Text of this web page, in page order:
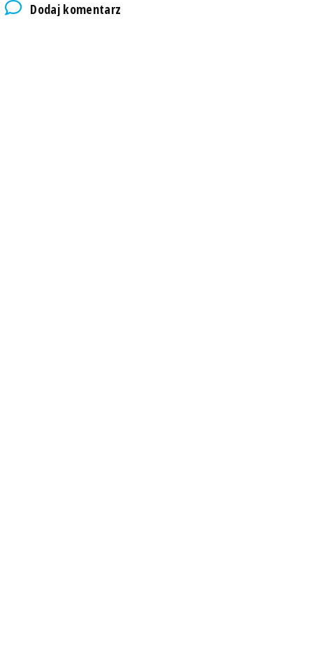
Dodaj komentarz